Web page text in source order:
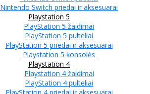
Nintendo Switch priedai ir aksesuarai
Playstation 5
PlayStation 5 žaidimai
PlayStation 5 pulteliai
PlayStation 5 priedai ir aksesuarai
Playstation 5 konsolės
Playstation 4
Playstation 4 žaidimai
PlayStation 4 pulteliai
PlayStation 4 priedai ir aksesuarai